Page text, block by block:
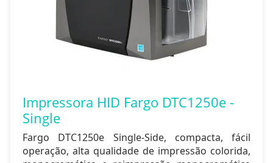
Impressora HID Fargo DTC1250e -
Single
Fargo DTC1250e Single-Side, compacta, fácil
operação, alta qualidade de impressão colorida,